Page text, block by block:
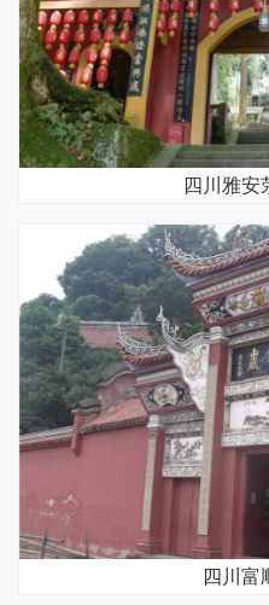
四川雅安
四川富